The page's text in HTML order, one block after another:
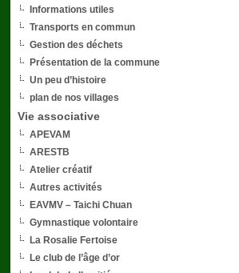
Informations utiles
Transports en commun
Gestion des déchets
Présentation de la commune
Un peu d’histoire
plan de nos villages
Vie associative
APEVAM
ARESTB
Atelier créatif
Autres activités
EAVMV – Taichi Chuan
Gymnastique volontaire
La Rosalie Fertoise
Le club de l’âge d’or